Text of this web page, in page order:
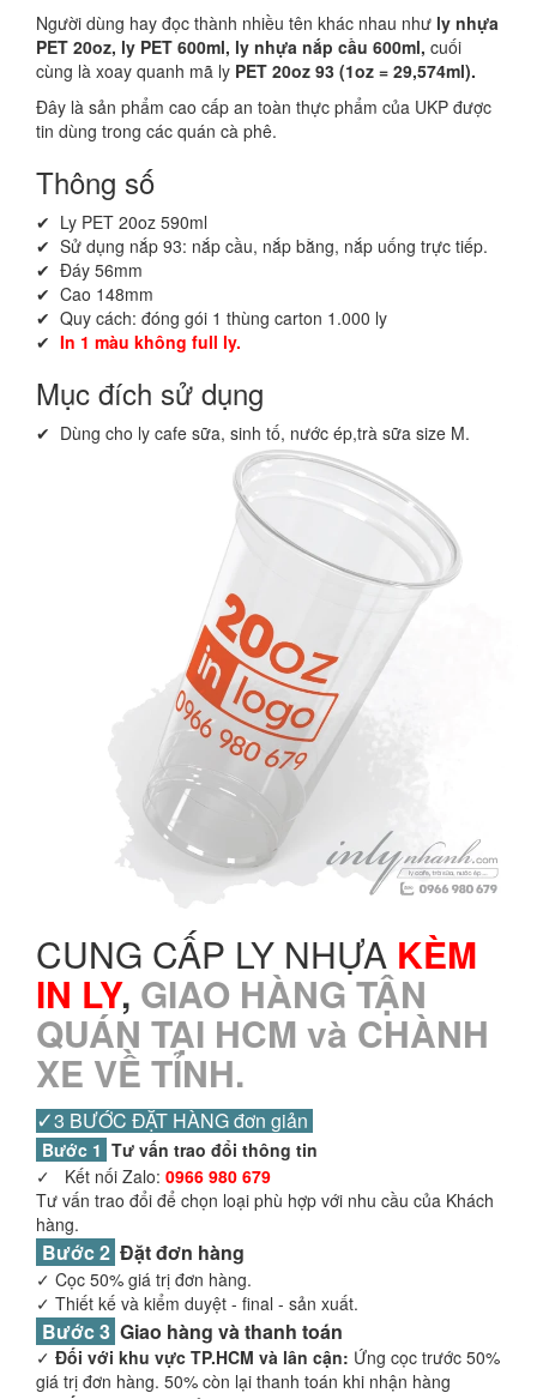
Người dùng hay đọc thành nhiều tên khác nhau như ly nhựa
PET 20oz, ly PET 600ml, ly nhựa nắp cầu 600ml, cuối
cùng là xoay quanh mã ly PET 20oz 93 (1oz = 29,574ml).
Đây là sản phẩm cao cấp an toàn thực phẩm của UKP được
tin dùng trong các quán cà phê.
Thông số
✔ Ly PET 20oz 590ml
✔ Sử dụng nắp 93: nắp cầu, nắp bằng, nắp uống trực tiếp.
✔ Đáy 56mm
✔ Cao 148mm
✔ Quy cách: đóng gói 1 thùng carton 1.000 ly
✔ In 1 màu không full ly.
Mục đích sử dụng
✔ Dùng cho ly cafe sữa, sinh tố, nước ép,trà sữa size M.
CUNG CẤP LY NHỰA KÈM
IN LY, GIAO HÀNG TẬN
QUÁN TẠI HCM và CHÀNH
XE VỀ TỈNH.
✓3 BƯỚC ĐẶT HÀNG đơn giản
Bước 1 Tư vấn trao đổi thông tin
✓ Kết nối Zalo: 0966 980 679
Tư vấn trao đổi để chọn loại phù hợp với nhu cầu của Khách
hàng.
Bước 2 Đặt đơn hàng
✓ Cọc 50% giá trị đơn hàng.
✓ Thiết kế và kiểm duyệt - final - sản xuất.
Bước 3 Giao hàng và thanh toán
✓ Đối với khu vực TP.HCM và lân cận: Ứng cọc trước 50%
giá trị đơn hàng. 50% còn lại thanh toán khi nhận hàng